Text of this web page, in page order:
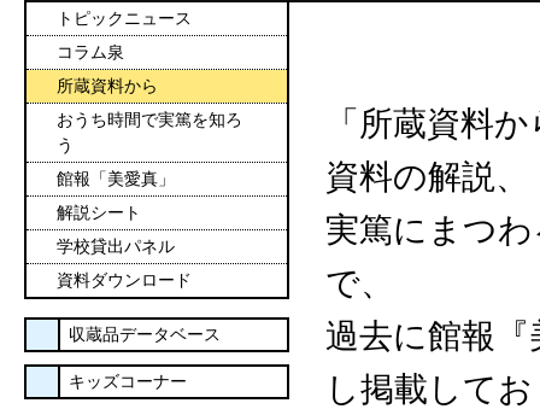
「所蔵資料
資料の解説、
実篤にまつ
で、
過去に館報
し掲載して
トピックニュース
コラム泉
所蔵資料から
おうち時間で実篤を知ろ
う
館報「美愛真」
解説シート
学校貸出パネル
資料ダウンロード
収蔵品データベース
キッズコーナー